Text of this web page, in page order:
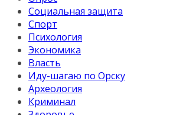
Социальная защита
Спорт
Психология
Экономика
Власть
Иду-шагаю по Орску
Археология
Криминал